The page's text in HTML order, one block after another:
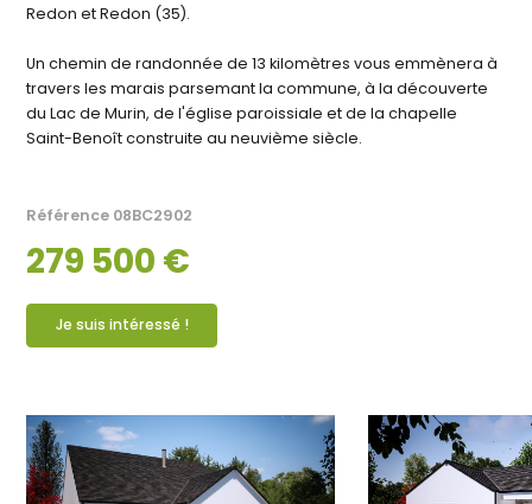
Redon et Redon (35).
Un chemin de randonnée de 13 kilomètres vous emmènera à
travers les marais parsemant la commune, à la découverte
du Lac de Murin, de l'église paroissiale et de la chapelle
Saint-Benoît construite au neuvième siècle.
279 500 €
Référence 08BC2902
Je suis intéressé !